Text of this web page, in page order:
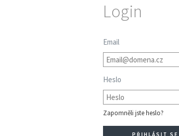
Login
Email
Heslo
Zapomněli jste heslo?